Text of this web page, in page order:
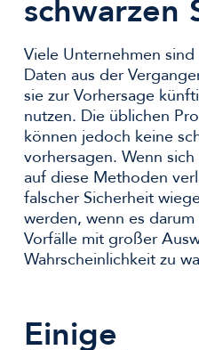
schwarzen
Viele Unternehmen
Daten aus der
sie zur Vorhersage
nutzen. Die üblichen
können jedoch keine
vorhersagen. Wenn
auf diese Methoden
falscher Sicherheit
werden, wenn es
Vorfälle mit großer
Wahrscheinlichkeit zu
Einige